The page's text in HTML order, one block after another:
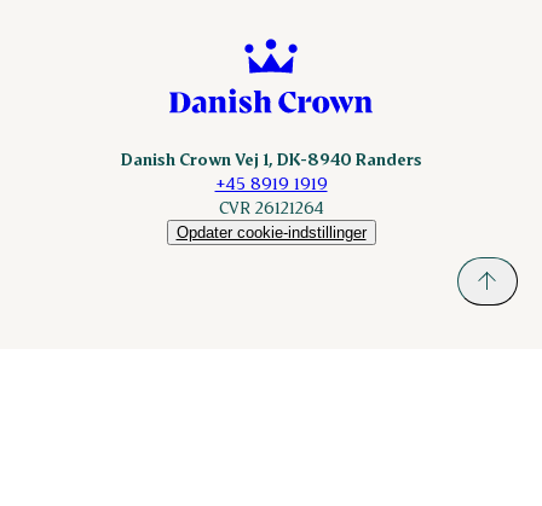
Danish Crown Vej 1, DK-8940 Randers
+45 8919 1919
CVR 26121264
Opdater cookie-indstillinger